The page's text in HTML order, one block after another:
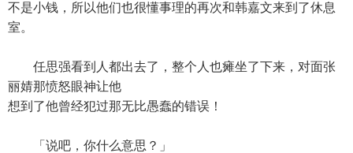
不是小钱，所以他们也很懂事理的再次和韩嘉文来到了休息
室。
任思强看到人都出去了，整个人也瘫坐了下来，对面张
丽婧那愤怒眼神让他
想到了他曾经犯过那无比愚蠢的错误！
「说吧，你什么意思？」